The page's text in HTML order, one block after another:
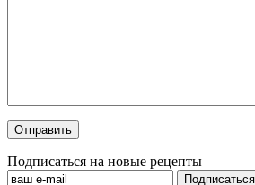
Подписаться на новые рецепты